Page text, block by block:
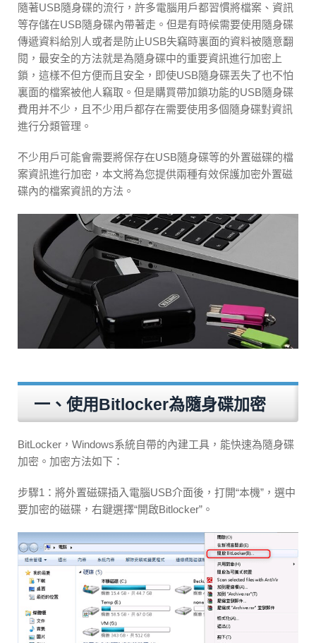
隨著USB隨身碟的流行，許多電腦用戶都習慣將檔案、資訊
等存儲在USB隨身碟內帶著走。但是有時候需要使用隨身碟
傳遞資料給別人或者是防止USB失竊時裏面的資料被隨意翻
閱，最安全的方法就是為隨身碟中的重要資訊進行加密上
鎖，這樣不但方便而且安全，即使USB隨身碟丟失了也不怕
裏面的檔案被他人竊取。但是購買帶加鎖功能的USB隨身碟
費用并不少，且不少用戶都存在需要使用多個隨身碟對資訊
進行分類管理。
不少用戶可能會需要將保存在USB隨身碟等的外置磁碟的檔
案資訊進行加密，本文將為您提供兩種有效保護加密外置磁
碟內的檔案資訊的方法。
一、使用Bitlocker為隨身碟加密
BitLocker，Windows系統自帶的內建工具，能快速為隨身碟
加密。加密方法如下：
步驟1：將外置磁碟插入電腦USB介面後，打開“本機”，選中
要加密的磁碟，右鍵選擇“開啟Bitlocker”。